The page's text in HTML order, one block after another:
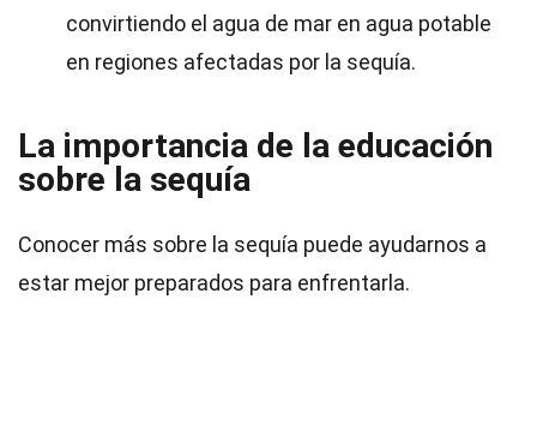
convirtiendo el agua de mar en agua potable
en regiones afectadas por la sequía.
La importancia de la educación
sobre la sequía
Conocer más sobre la sequía puede ayudarnos a
estar mejor preparados para enfrentarla.